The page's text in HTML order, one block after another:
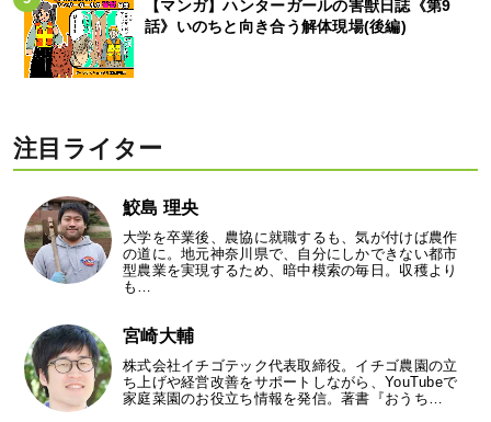
【マンガ】ハンターガールの害獣日誌《第9
話》いのちと向き合う解体現場(後編)
注目ライター
鮫島 理央
大学を卒業後、農協に就職するも、気が付けば農作
の道に。地元神奈川県で、自分にしかできない都市
型農業を実現するため、暗中模索の毎日。収穫より
も…
宮崎大輔
株式会社イチゴテック代表取締役。イチゴ農園の立
ち上げや経営改善をサポートしながら、YouTubeで
家庭菜園のお役立ち情報を発信。著書『おうち…